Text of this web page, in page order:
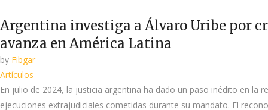
Argentina investiga a Álvaro Uribe por
avanza en América Latina
by Fibgar
Artículos
En julio de 2024, la justicia argentina ha dado un paso inédito en la
ejecuciones extrajudiciales cometidas durante su mandato. El